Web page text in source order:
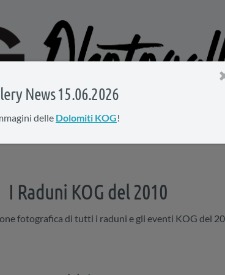
I Raduni KOG del 2010
fotografica di tutti i raduni e gli eventi KOG del
News 15.06.2026
delle Dolomiti KOG!